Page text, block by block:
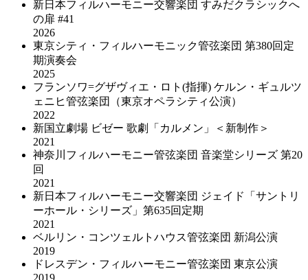
新日本フィルハーモニー交響楽団 すみだクラシックへ
の扉 #41
2026
東京シティ・フィルハーモニック管弦楽団 第380回定
期演奏会
2025
フランソワ=グザヴィエ・ロト(指揮) ケルン・ギュルツ
ェニヒ管弦楽団（東京オペラシティ公演）
2022
新国立劇場 ビゼー 歌劇「カルメン」＜新制作＞
2021
神奈川フィルハーモニー管弦楽団 音楽堂シリーズ 第20
回
2021
新日本フィルハーモニー交響楽団 ジェイド「サントリ
ーホール・シリーズ」第635回定期
2021
ベルリン・コンツェルトハウス管弦楽団 新潟公演
2019
ドレスデン・フィルハーモニー管弦楽団 東京公演